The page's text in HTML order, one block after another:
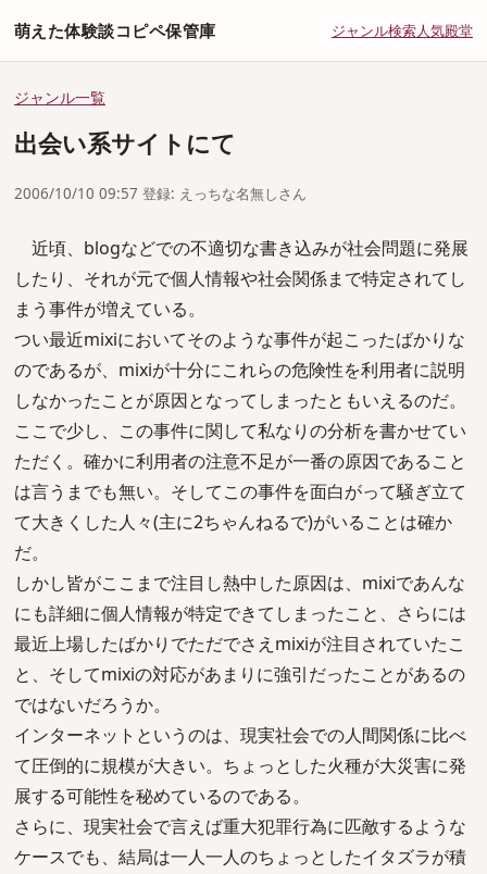
萌えた体験談コピペ保管庫 ジャンル検索人気殿堂
ジャンル一覧
出会い系サイトにて
2006/10/10 09:57 登録: えっちな名無しさん
近頃、blogなどでの不適切な書き込みが社会問題に発展
したり、それが元で個人情報や社会関係まで特定されてし
まう事件が増えている。
つい最近mixiにおいてそのような事件が起こったばかりな
のであるが、mixiが十分にこれらの危険性を利用者に説明
しなかったことが原因となってしまったともいえるのだ。
ここで少し、この事件に関して私なりの分析を書かせてい
ただく。確かに利用者の注意不足が一番の原因であること
は言うまでも無い。そしてこの事件を面白がって騒ぎ立て
て大きくした人々(主に2ちゃんねるで)がいることは確か
だ。
しかし皆がここまで注目し熱中した原因は、mixiであんな
にも詳細に個人情報が特定できてしまったこと、さらには
最近上場したばかりでただでさえmixiが注目されていたこ
と、そしてmixiの対応があまりに強引だったことがあるの
ではないだろうか。
インターネットというのは、現実社会での人間関係に比べ
て圧倒的に規模が大きい。ちょっとした火種が大災害に発
展する可能性を秘めているのである。
さらに、現実社会で言えば重大犯罪行為に匹敵するような
ケースでも、結局は一人一人のちょっとしたイタズラが積